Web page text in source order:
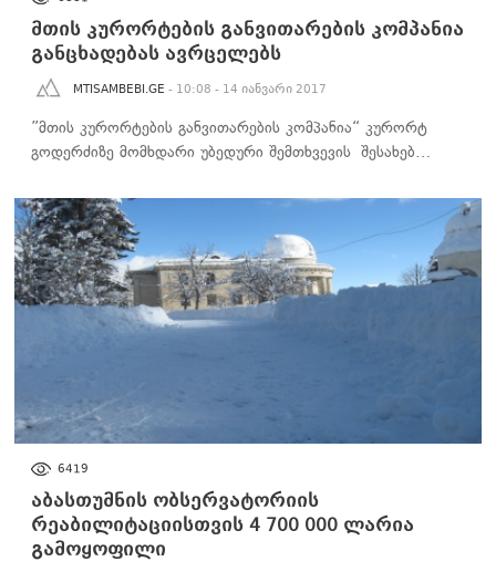
მთის კურორტების განვითარების კომპანია
განცხადებას ავრცელებს
MTISAMBEBI.GE - 10:08 - 14 იანვარი 2017
”მთის კურორტების განვითარების კომპანია“ კურორტ
გოდერძიზე მომხდარი უბედური შემთხვევის შესახებ…
6419
აბასთუმნის ობსერვატორიის
რეაბილიტაციისთვის 4 700 000 ლარია
გამოყოფილი